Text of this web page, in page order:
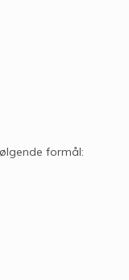
formål: